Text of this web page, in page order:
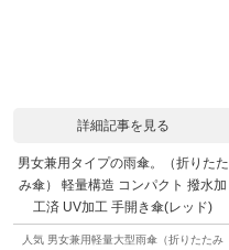
詳細記事を見る
男女兼用タイプの雨傘。（折りたた
み傘） 軽量構造 コンパクト 撥水加
工済 UV加工 手開き傘(レッド)
人気 男女兼用軽量大型雨傘（折りたたみ